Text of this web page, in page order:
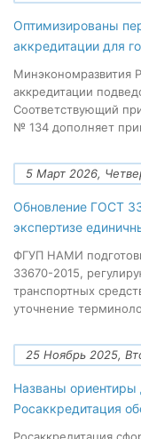
Оптимизированы
аккредитации для
Минэкономразвития
аккредитации
Соответствующий
№ 134 дополняет
5 Март 2026,
Обновление ГОСТ
экспертизе
ФГУП НАМИ
33670-2015,
транспортных
уточнение
25 Ноябрь 2025,
Названы ориентиры
Росаккредитация